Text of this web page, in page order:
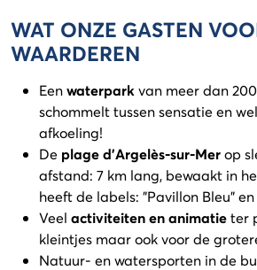
WAT ONZE GASTEN
WAARDEREN
Eenwaterparkvan meer dan
schommelt tussen sensatie en
afkoeling!
De plage d'Argelès-sur-Merop
afstand: 7 km lang, bewaakt in
heeft de labels: "Pavillon Bleu"
Veel activiteiten en animatieter
kleintjes maar ook voor de
Natuur- en watersporten in de